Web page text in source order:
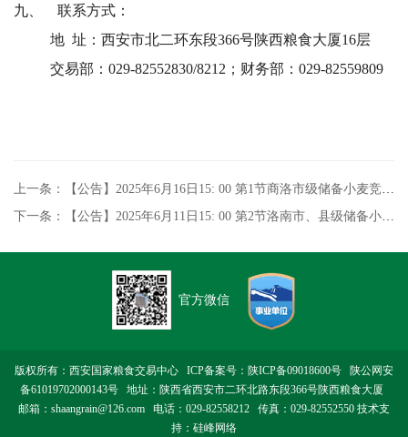
九、
联系方式：
地 址：西安市北二环东段366号陕西粮食大厦16层
交易部：029-82552830/8212；财务部：029-82559809
上一条：【公告】2025年6月16日15: 00 第1节商洛市级储备小麦竞价采购专场交易
下一条：【公告】2025年6月11日15: 00 第2节洛南市、县级储备小麦竞价采购专场交易
官方微信
版权所有：西安国家粮食交易中心 ICP备案号： 陕ICP备09018600号
陕公网安
备61019702000143号地址：陕西省西安市二环北路东段366号陕西粮食大厦
邮箱：shaangrain@126.com 电话：029-82558212 传真：029-82552550 技术支
持： 硅峰网络